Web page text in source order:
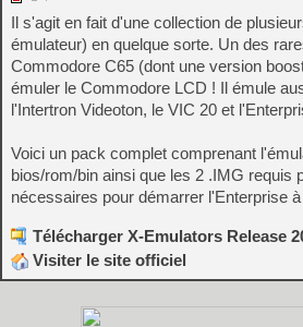
Il s'agit en fait d'une collection de
émulateur) en quelque sorte. Un des
Commodore C65 (dont une version
émuler le Commodore LCD ! Il émule
l'Intertron Videoton, le VIC 20 et
Voici un pack complet comprenant
bios/rom/bin ainsi que les 2 .IMG requis
nécessaires pour démarrer l'Enterprise
Télécharger X-Emulators Release
Visiter le site officiel